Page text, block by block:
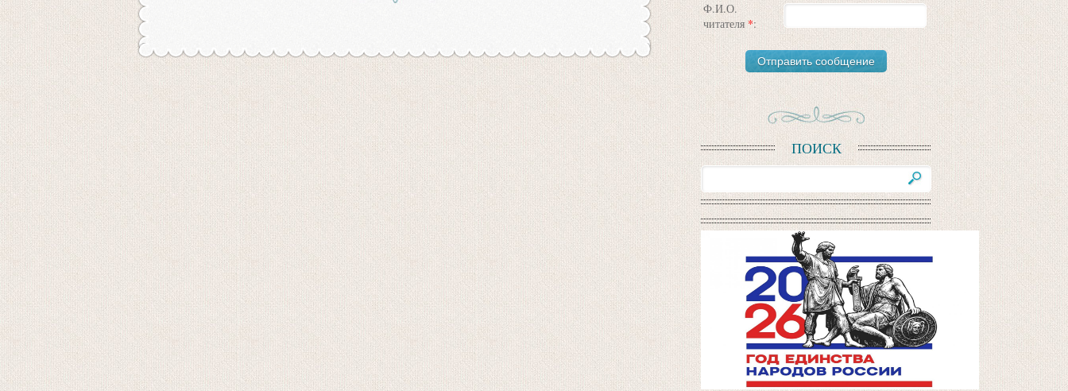
Ф.И.О.
читателя *:
ПОИСК